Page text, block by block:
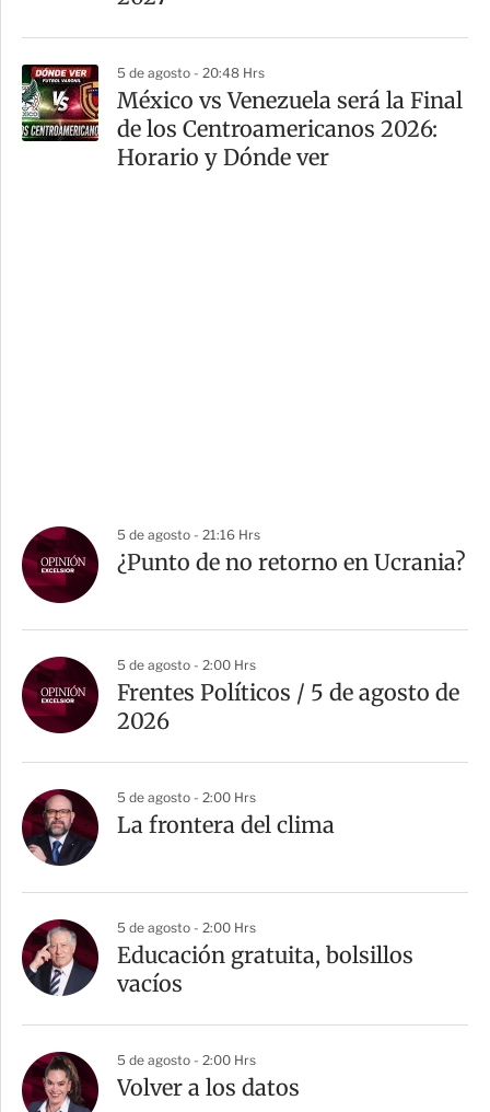
5 de agosto - 20:48 Hrs
México vs Venezuela será la Final
de los Centroamericanos 2026:
Horario y Dónde ver
5 de agosto - 21:16 Hrs
¿Punto de no retorno en Ucrania?
5 de agosto - 2:00 Hrs
Frentes Políticos / 5 de agosto de
2026
5 de agosto - 2:00 Hrs
La frontera del clima
5 de agosto - 2:00 Hrs
Educación gratuita, bolsillos
vacíos
5 de agosto - 2:00 Hrs
Volver a los datos